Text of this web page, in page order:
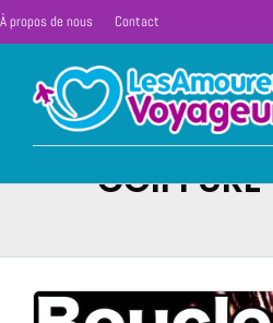
À propos de nous Contact